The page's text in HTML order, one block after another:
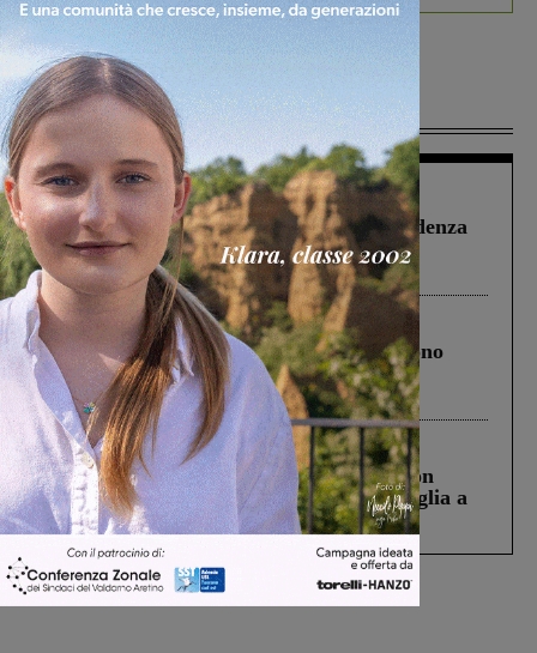
Più lette
Figline Incisa Valdarno 1 Agosto 2026
Piscina di Figline finanziata oltre la scadenza
Pnrr, il gruppo di Fratelli d’Italia: “Un
ringraziamento al Governo”
Cronaca 4 Agosto 2026
Un anno fa la strage in A1 in cui morirono
Gianni, Giulia e Franco. Lo schianto, il
processo, lo stop ai sorpassi fra tir....
Cronaca 3 Agosto 2026
Scomparso da una struttura di Castiglion
Fiorentino l’uomo che aveva ucciso la figlia a
Levane nel 2020